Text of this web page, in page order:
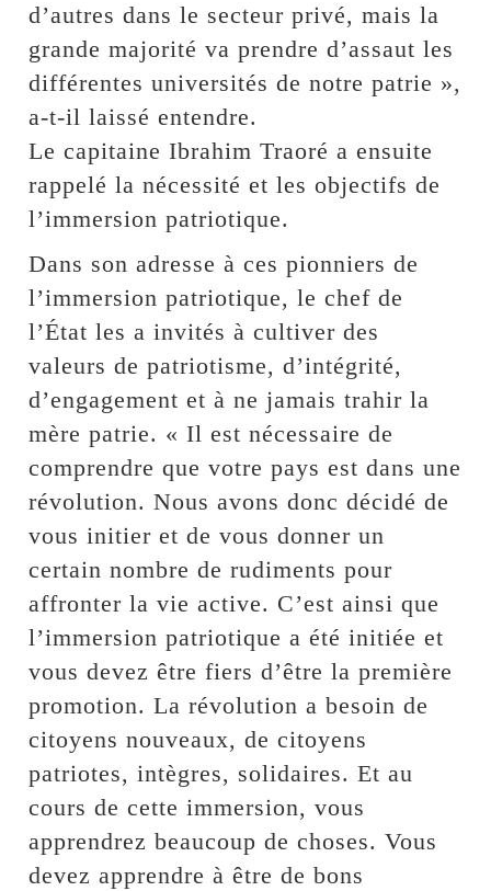
d’autres dans le secteur privé, mais la
grande majorité va prendre d’assaut les
différentes universités de notre patrie »,
a-t-il laissé entendre.
Le capitaine Ibrahim Traoré a ensuite
rappelé la nécessité et les objectifs de
l’immersion patriotique.
Dans son adresse à ces pionniers de
l’immersion patriotique, le chef de
l’État les a invités à cultiver des
valeurs de patriotisme, d’intégrité,
d’engagement et à ne jamais trahir la
mère patrie. « Il est nécessaire de
comprendre que votre pays est dans une
révolution. Nous avons donc décidé de
vous initier et de vous donner un
certain nombre de rudiments pour
affronter la vie active. C’est ainsi que
l’immersion patriotique a été initiée et
vous devez être fiers d’être la première
promotion. La révolution a besoin de
citoyens nouveaux, de citoyens
patriotes, intègres, solidaires. Et au
cours de cette immersion, vous
apprendrez beaucoup de choses. Vous
devez apprendre à être de bons